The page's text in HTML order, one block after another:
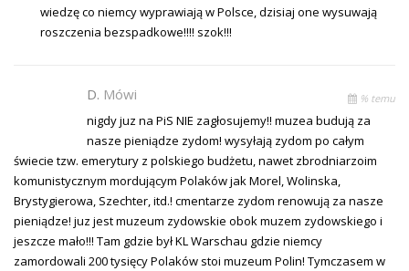
wiedzę co niemcy wyprawiają w Polsce, dzisiaj one wysuwają
roszczenia bezspadkowe!!!! szok!!!
D. Mówi % temu
nigdy juz na PiS NIE zagłosujemy!! muzea budują za
nasze pieniądze zydom! wysyłają zydom po całym
świecie tzw. emerytury z polskiego budżetu, nawet zbrodniarzoim
komunistycznym mordującym Polaków jak Morel, Wolinska,
Brystygierowa, Szechter, itd.! cmentarze zydom renowują za nasze
pieniądze! juz jest muzeum zydowskie obok muzem zydowskiego i
jeszcze mało!!! Tam gdzie był KL Warschau gdzie niemcy
zamordowali 200 tysięcy Polaków stoi muzeum Polin! Tymczasem w